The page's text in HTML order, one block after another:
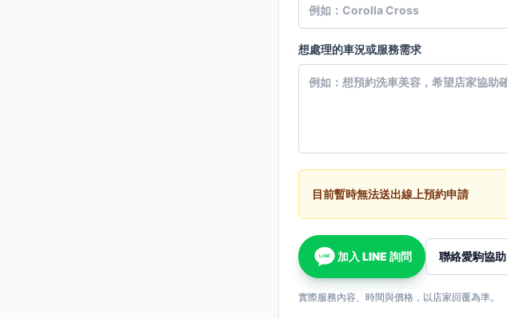
想處理的車況或服務需求
目前暫時無法送出線上預約申請
LINE 加入 LINE 詢問 聯絡愛駒協助
實際服務內容、時間與價格，以店家回覆為準。